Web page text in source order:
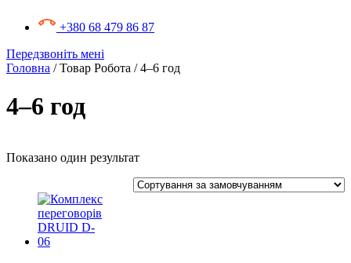
+380 68 479 86 87
Передзвоніть мені
Головна / Товар Робота / 4–6 год
4–6 год
Показано один результат